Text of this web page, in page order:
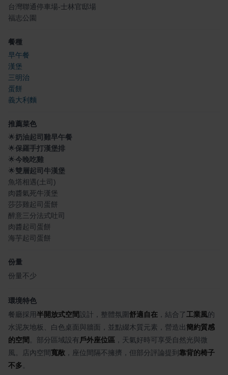
台灣聯通停車場-士林官邸場
福志公園
餐種
早午餐
漢堡
三明治
蛋餅
義大利麵
推薦菜色
🌟奶油起司雞早午餐
🌟保羅手打漢堡排
🌟今晚吃雞
🌟雙層起司牛漢堡
魚塔相遇(土司)
肉醬氣死牛漢堡
莎莎雞起司蛋餅
醉意三分法式吐司
肉醬起司蛋餅
海芋起司蛋餅
份量
份量不少
環境特色
餐廳採用半開放式空間設計，整體氛圍舒適自在 ，結合了工業風的
水泥灰地板、白色桌面與牆面，並點綴木質元素，營造出簡約質感
的空間
。部分區域設有 戶外座位區 ，天氣好時可享受自然光與微
風。店內空間寬敞 ，座位間隔不擁擠，但部分評論提到 靠背的椅子
不多